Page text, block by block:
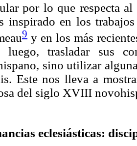
por lo que respecta
inspirado en los
9 y en los más
luego, trasladar sus
sino utilizar
Este nos lleva a
del siglo XVIII
eclesiásticas: